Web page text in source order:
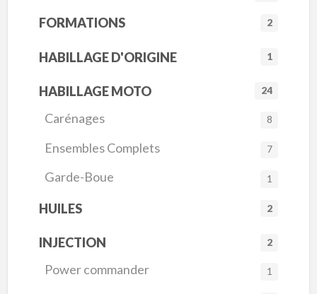
FORMATIONS 2
HABILLAGE D'ORIGINE 1
HABILLAGE MOTO 24
Carénages 8
Ensembles Complets 7
Garde-Boue 1
HUILES 2
INJECTION 2
Power commander 1